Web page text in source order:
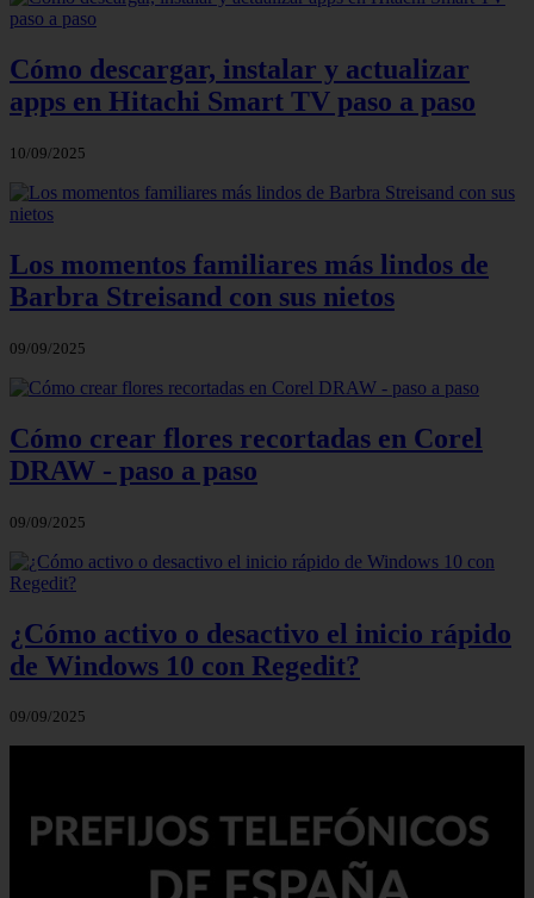
Cómo descargar, instalar y actualizar
apps en Hitachi Smart TV paso a paso
10/09/2025
Los momentos familiares más lindos de
Barbra Streisand con sus nietos
09/09/2025
Cómo crear flores recortadas en Corel
DRAW - paso a paso
09/09/2025
¿Cómo activo o desactivo el inicio rápido
de Windows 10 con Regedit?
09/09/2025